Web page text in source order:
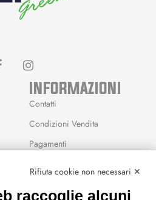
INFORMAZIONI
Contatti
Condizioni Vendita
Pagamenti
Rifiuta cookie non necessari ✕
raccoglie alcuni